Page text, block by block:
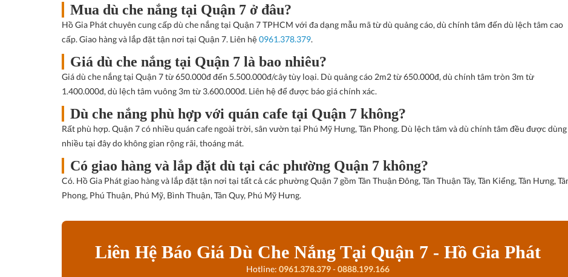
Mua dù che nắng tại Quận 7 ở đâu?
Hồ Gia Phát chuyên cung cấp dù che nắng tại Quận 7 TPHCM với đa dạng mẫu mã từ dù quảng cáo, dù chính tâm đến dù lệch tâm cao
cấp. Giao hàng và lắp đặt tận nơi tại Quận 7. Liên hệ0961.378.379.
Giá dù che nắng tại Quận 7 là bao nhiêu?
Giá dù che nắng tại Quận 7 từ 650.000đ đến 5.500.000đ/cây tùy loại. Dù quảng cáo 2m2 từ 650.000đ, dù chính tâm tròn 3m từ
1.400.000đ, dù lệch tâm vuông 3m từ 3.600.000đ. Liên hệ để được báo giá chính xác.
Dù che nắng phù hợp với quán cafe tại Quận 7 không?
Rất phù hợp. Quận 7 có nhiều quán cafe ngoài trời, sân vườn tại Phú Mỹ Hưng, Tân Phong. Dù lệch tâm và dù chính tâm đều được dùng
nhiều tại đây do không gian rộng rãi, thoáng mát.
Có giao hàng và lắp đặt dù tại các phường Quận 7 không?
Có. Hồ Gia Phát giao hàng và lắp đặt tận nơi tại tất cả các phường Quận 7 gồm Tân Thuận Đông, Tân Thuận Tây, Tân Kiểng, Tân Hưng,
Phong, Phú Thuận, Phú Mỹ, Bình Thuận, Tân Quy, Phú Mỹ Hưng.
Liên Hệ Báo Giá Dù Che Nắng Tại Quận 7 - Hồ Gia Phát
Hotline:0961.378.379-0888.199.166